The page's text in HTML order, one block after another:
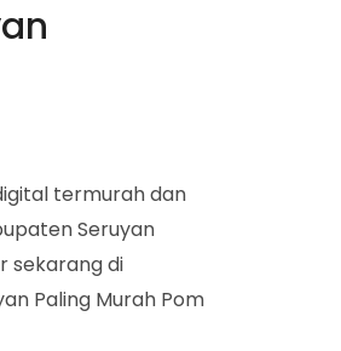
termurah dan
Seruyan
sekarang di
Paling Murah Pom